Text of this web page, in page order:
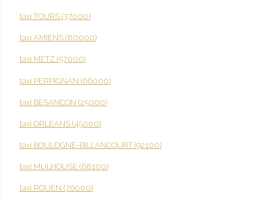
taxi TOURS (37000)
taxi AMIENS (80000)
taxi METZ (57000)
taxi PERPIGNAN (66000)
taxi BESANCON (25000)
taxi ORLEANS (45000)
taxi BOULOGNE-BILLANCOURT (92100)
taxi MULHOUSE (68100)
taxi ROUEN (76000)